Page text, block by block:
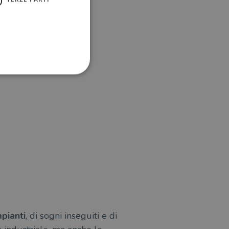
, di sogni inseguiti e di
dell'account. Il sito
pagina di login. Il
è impostato per
per il dominio corrente.